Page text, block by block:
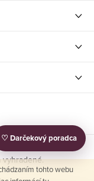
tohto webu
vyhradené.
♡ Darčekový poradca